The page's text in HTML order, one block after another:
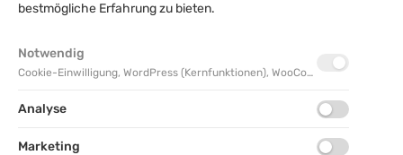
Bestellverfolgung
VERTRAG WIDERRUFEN
bestmögliche Erfahrung zu bieten.
Notwendig
Cookie-Einwilligung, WordPress (Kernfunktionen), WooCommerce
Analyse
Marketing